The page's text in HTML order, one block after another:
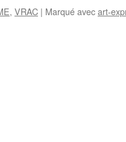
, VRAC | Marqué avecart-